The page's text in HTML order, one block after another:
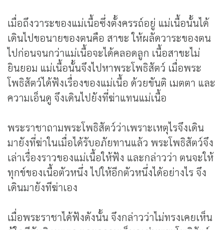
เมื่อถึงวาระของแม่เนื้อซึ่งตั้งครรถ์อยู่ แม่เนื้อนั้นได้
เดินไปขอนายของตนคือ สาขะ ให้ผลัดวาระของตน
ไปก่อนจนกว่าแม่เนื้อจะได้คลอดลูก เนื้อสาขะไม่
ยินยอม แม่เนื้อนั้นจึงไปหาพระโพธิสัตว์ เมื่อพระ
โพธิสัตว์ได้ฟังเรื่องของแม่เนื้อ ด้วยขันติ เมตตา และ
ความเอ็นดู จึงเดินไปยังที่ฆ่าแทนแม่เนื้อ
พระราชาถามพระโพธิสัตว์ว่าเพราะเหตุไรจึงเดิน
มายังที่ฆ่าในเมื่อได้รับอภัยทานแล้ว พระโพธิสัตว์จึง
เล่าเรื่องราวของแม่เนื้อให้ฟัง และกล่าวว่า ตนจะให้
ทุกข์ของเนื้อตัวหนึ่ง ไปให้อีกตัวหนึ่งได้อย่างไร จึง
เดินมายังทีฆ่าเอง
เมื่อพระราชาได้ฟังดังนั้น จึงกล่าวว่าไม่ทรงเคยเห็น